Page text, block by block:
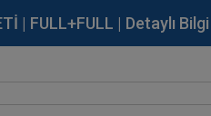
| FULL+FULL | Detaylı